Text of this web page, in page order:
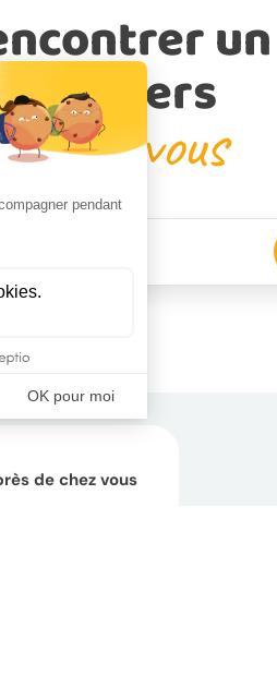
un
chez vous
de chez vous